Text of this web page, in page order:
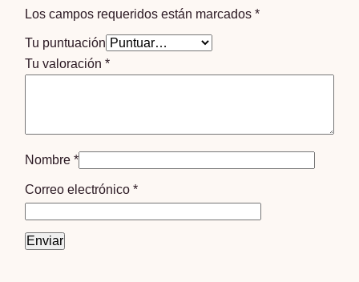
Los campos requeridos están marcados*
Tu puntuación
Tu valoración*
Nombre*
Correo electrónico*